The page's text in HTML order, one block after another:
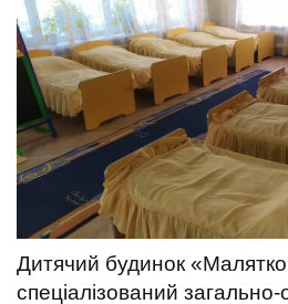
Дитячий будинок
спеціалізований загально-